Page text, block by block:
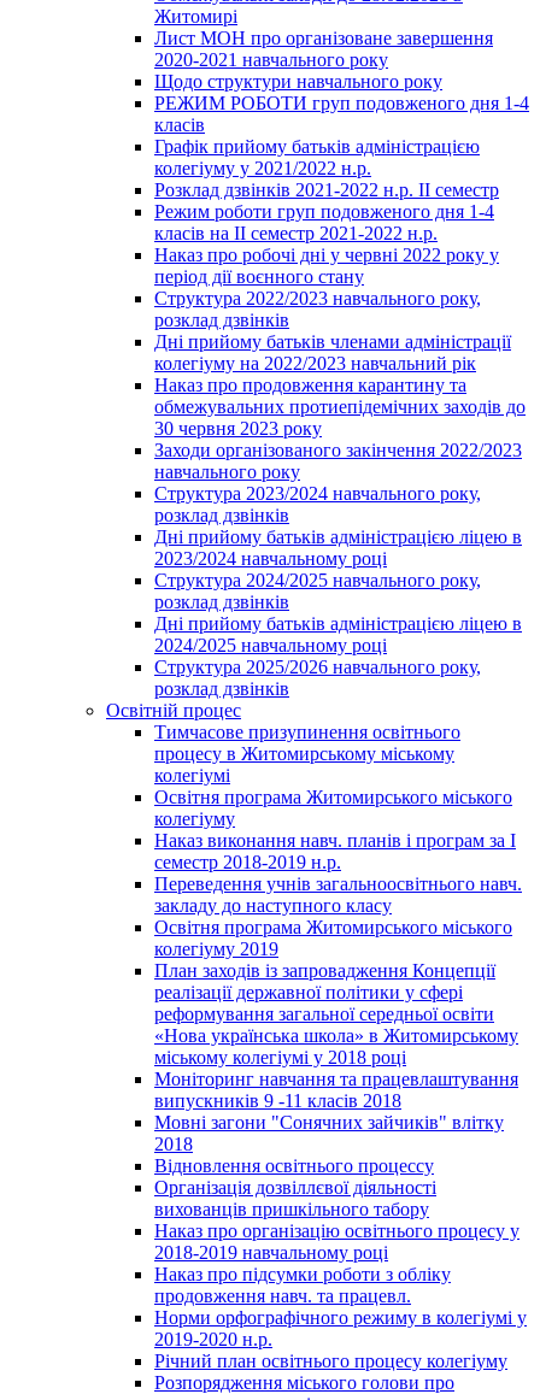
Житомирі
Лист МОН про організоване завершення
2020-2021 навчального року
Щодо структури навчального року
РЕЖИМ РОБОТИ груп подовженого дня 1-4
класів
Графік прийому батьків адміністрацією
колегіуму у 2021/2022 н.р.
Розклад дзвінків 2021-2022 н.р. ІІ семестр
Режим роботи груп подовженого дня 1-4
класів на ІІ семестр 2021-2022 н.р.
Наказ про робочі дні у червні 2022 року у
період дії воєнного стану
Структура 2022/2023 навчального року,
розклад дзвінків
Дні прийому батьків членами адміністрації
колегіуму на 2022/2023 навчальний рік
Наказ про продовження карантину та
обмежувальних протиепідемічних заходів до
30 червня 2023 року
Заходи організованого закінчення 2022/2023
навчального року
Структура 2023/2024 навчального року,
розклад дзвінків
Дні прийому батьків адміністрацією ліцею в
2023/2024 навчальному році
Структура 2024/2025 навчального року,
розклад дзвінків
Дні прийому батьків адміністрацією ліцею в
2024/2025 навчальному році
Структура 2025/2026 навчального року,
розклад дзвінків
Освітній процес
Тимчасове призупинення освітнього
процесу в Житомирському міському
колегіумі
Освітня програма Житомирського міського
колегіуму
Наказ виконання навч. планів і програм за І
семестр 2018-2019 н.р.
Переведення учнів загальноосвітнього навч.
закладу до наступного класу
Освітня програма Житомирського міського
колегіуму 2019
План заходів із запровадження Концепції
реалізації державної політики у сфері
реформування загальної середньої освіти
«Нова українська школа» в Житомирському
міському колегіумі у 2018 році
Моніторинг навчання та працевлаштування
випускників 9 -11 класів 2018
Мовні загони "Сонячних зайчиків" влітку
2018
Відновлення освітнього процессу
Організація дозвіллєвої діяльності
вихованців пришкільного табору
Наказ про організацію освітнього процесу у
2018-2019 навчальному році
Наказ про підсумки роботи з обліку
продовження навч. та працевл.
Норми орфографічного режиму в колегіумі у
2019-2020 н.р.
Річний план освітнього процесу колегіуму
Розпорядження міського голови про